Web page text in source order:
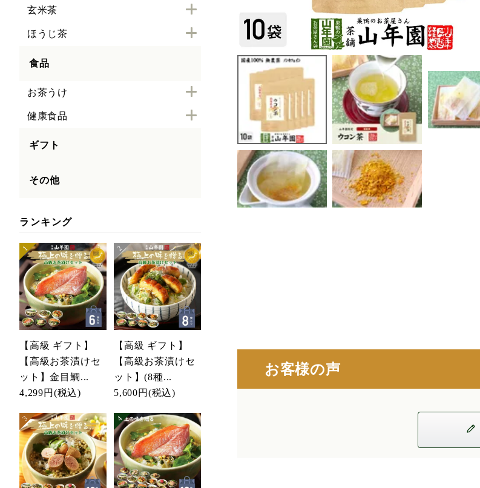
玄米茶
ほうじ茶
食品
お茶うけ
健康食品
ギフト
その他
ランキング
【高級 ギフト】
【高級お茶漬けセ
ット】金目鯛...
4,299円 (税込)
【高級 ギフト】
【高級お茶漬けセ
ット】(8種...
5,600円 (税込)
お客様の声